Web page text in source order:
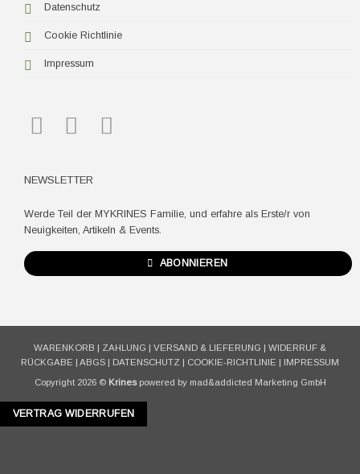
Datenschutz
Cookie Richtlinie
Impressum
NEWSLETTER
Werde Teil der MYKRINES Familie, und erfahre als Erste/r von
Neuigkeiten, Artikeln & Events.
ABONNIEREN
WARENKORB | ZAHLUNG | VERSAND & LIEFERUNG | WIDERRUF &
RÜCKGABE | ABGS | DATENSCHUTZ | COOKIE-RICHTLINIE | IMPRESSUM
Copyright 2026 © Krinespowered by mad&addicted Marketing GmbH
VERTRAG WIDERRUFEN